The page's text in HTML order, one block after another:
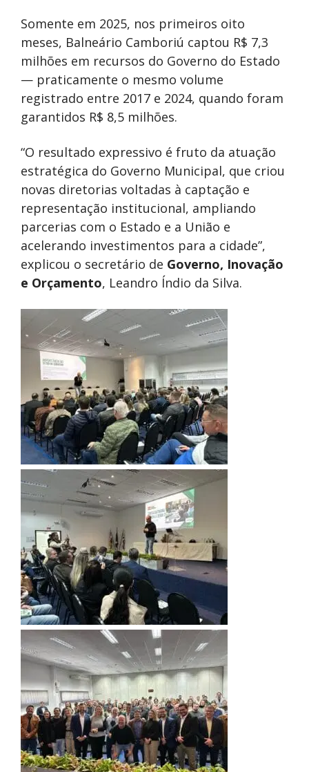
Somente em 2025, nos primeiros oito
meses, Balneário Camboriú captou R$ 7,3
milhões em recursos do Governo do Estado
— praticamente o mesmo volume
registrado entre 2017 e 2024, quando foram
garantidos R$ 8,5 milhões.
“O resultado expressivo é fruto da atuação
estratégica do Governo Municipal, que criou
novas diretorias voltadas à captação e
representação institucional, ampliando
parcerias com o Estado e a União e
acelerando investimentos para a cidade”,
explicou o secretário de Governo, Inovação
e Orçamento, Leandro Índio da Silva.